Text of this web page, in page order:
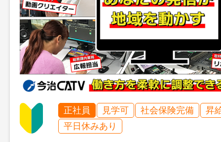
正社員 見学可 社会保険完備
昇
平日休みあり